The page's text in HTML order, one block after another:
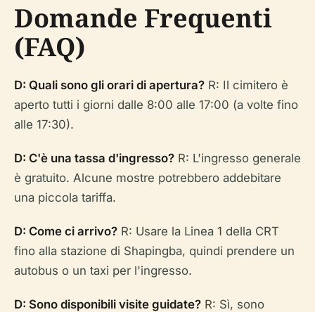
Domande Frequenti
(FAQ)
D: Quali sono gli orari di apertura? R: Il cimitero è
aperto tutti i giorni dalle 8:00 alle 17:00 (a volte fino
alle 17:30).
D: C'è una tassa d'ingresso? R: L'ingresso generale
è gratuito. Alcune mostre potrebbero addebitare
una piccola tariffa.
D: Come ci arrivo? R: Usare la Linea 1 della CRT
fino alla stazione di Shapingba, quindi prendere un
autobus o un taxi per l'ingresso.
D: Sono disponibili visite guidate? R: Sì, sono